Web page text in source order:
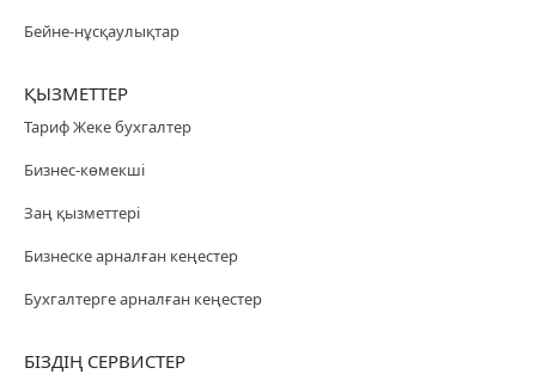
Бейне-нұсқаулықтар
ҚЫЗМЕТТЕР
Тариф Жеке бухгалтер
Бизнес-көмекші
Заң қызметтері
Бизнеске арналған кеңестер
Бухгалтерге арналған кеңестер
БІЗДІҢ СЕРВИСТЕР